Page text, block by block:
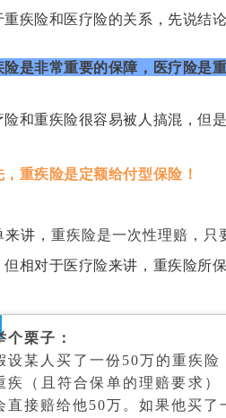
重疾险和医疗险的关系，先说结论
险是非常重要的保障，医疗险是
险和重疾险很容易被人搞混，但
，重疾险是定额给付型保险！
来讲 ，重疾险是一次性理赔，只
但相对于医疗险来讲 ， 重疾险所
个栗子：
设某人买了一份50万的重疾险
疾（且符合保单的理赔要求）
直接赔给他50万。如果他买了